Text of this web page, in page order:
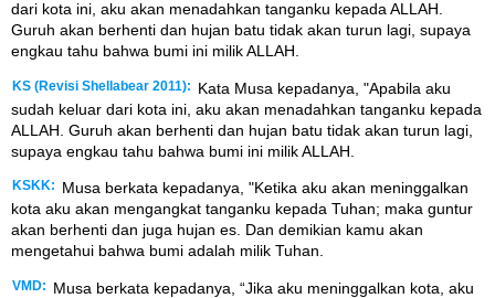
dari kota ini, aku akan menadahkan tanganku kepada ALLAH.
Guruh akan berhenti dan hujan batu tidak akan turun lagi, supaya
engkau tahu bahwa bumi ini milik ALLAH.
KS (Revisi Shellabear 2011):
Kata Musa kepadanya, "Apabila aku
sudah keluar dari kota ini, aku akan menadahkan tanganku kepada
ALLAH. Guruh akan berhenti dan hujan batu tidak akan turun lagi,
supaya engkau tahu bahwa bumi ini milik ALLAH.
KSKK:
Musa berkata kepadanya, "Ketika aku akan meninggalkan
kota aku akan mengangkat tanganku kepada Tuhan; maka guntur
akan berhenti dan juga hujan es. Dan demikian kamu akan
mengetahui bahwa bumi adalah milik Tuhan.
VMD:
Musa berkata kepadanya, “Jika aku meninggalkan kota, aku